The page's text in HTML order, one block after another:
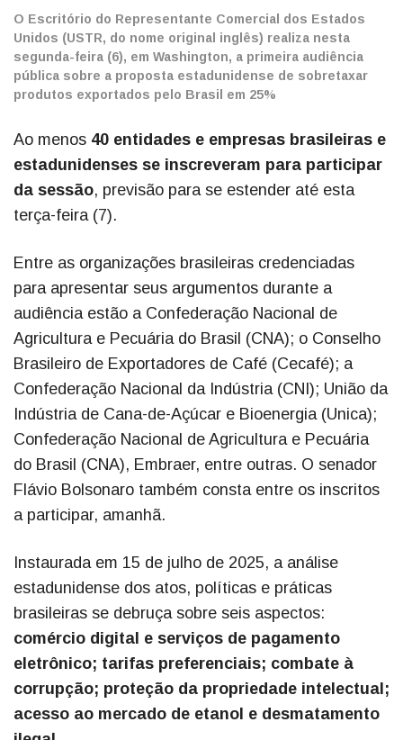
O Escritório do Representante Comercial dos Estados
Unidos (USTR, do nome original inglês) realiza nesta
segunda-feira (6), em Washington, a primeira audiência
pública sobre a proposta estadunidense de sobretaxar
produtos exportados pelo Brasil em 25%
Ao menos 40 entidades e empresas brasileiras e
estadunidenses se inscreveram para participar
da sessão, previsão para se estender até esta
terça-feira (7).
Entre as organizações brasileiras credenciadas
para apresentar seus argumentos durante a
audiência estão a Confederação Nacional de
Agricultura e Pecuária do Brasil (CNA); o Conselho
Brasileiro de Exportadores de Café (Cecafé); a
Confederação Nacional da Indústria (CNI); União da
Indústria de Cana-de-Açúcar e Bioenergia (Unica);
Confederação Nacional de Agricultura e Pecuária
do Brasil (CNA), Embraer, entre outras. O senador
Flávio Bolsonaro também consta entre os inscritos
a participar, amanhã.
Instaurada em 15 de julho de 2025, a análise
estadunidense dos atos, políticas e práticas
brasileiras se debruça sobre seis aspectos:
comércio digital e serviços de pagamento
eletrônico; tarifas preferenciais; combate à
corrupção; proteção da propriedade intelectual;
acesso ao mercado de etanol e desmatamento